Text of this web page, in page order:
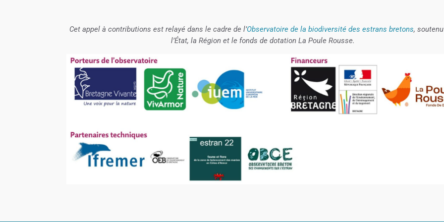
Cet appel à contributions est relayé dans le cadre de l’Observatoire de la biodiversité des estrans bretons,
l’État, la Région et le fonds de dotation La Poule Rousse.